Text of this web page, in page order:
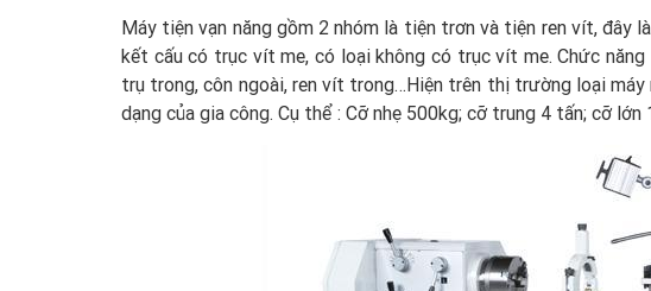
Máy tiện vạn năng gồm 2 nhóm là tiện trơn và tiện ren vít, đây
kết cấu có trục vít me, có loại không có trục vít me. Chức
trụ trong, côn ngoài, ren vít trong…Hiện trên thị trường loại máy
dạng của gia công. Cụ thể : Cỡ nhẹ 500kg; cỡ trung 4 tấn; cỡ lớn